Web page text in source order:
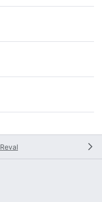
Reval